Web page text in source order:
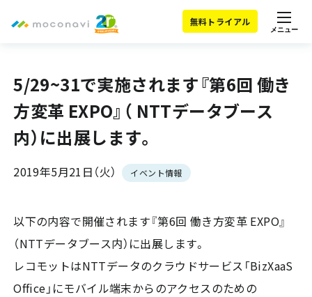
無料トライアル
メニュー
5/29~31で実施されます『第6回 働き
方変革 EXPO』（ NTTデータブース
内）に出展します。
2019年5月21日（火） イベント情報
以下の内容で開催されます『第6回 働き方変革 EXPO』
（NTTデータブース内）に出展します。
レコモットはNTTデータのクラウドサービス「BizXaaS
Office」にモバイル端末からのアクセスのための